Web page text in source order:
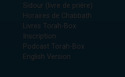
Sidour (livre de prière)
Horaires de Chabbath
Livres Torah-Box
Inscription
Podcast Torah-Box
English Version